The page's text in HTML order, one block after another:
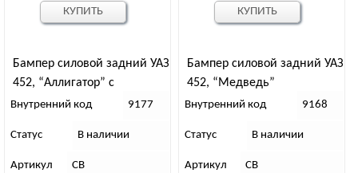
Бампер силовой задний УАЗ
452, “Аллигатор” с
площадкой под лебедку
Внутренний код 9177
Статус В наличии
Артикул СВ
КУПИТЬ
Бампер силовой задний УАЗ
452, “Медведь”
Внутренний код 9168
Статус В наличии
Артикул СВ
КУПИТЬ